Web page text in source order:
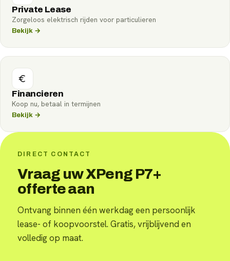
Private Lease
Zorgeloos elektrisch rijden voor particulieren
Bekijk →
Financieren
Koop nu, betaal in termijnen
Bekijk →
DIRECT CONTACT
Vraag uw XPeng P7+
offerte aan
Ontvang binnen één werkdag een persoonlijk
lease- of koopvoorstel. Gratis, vrijblijvend en
volledig op maat.